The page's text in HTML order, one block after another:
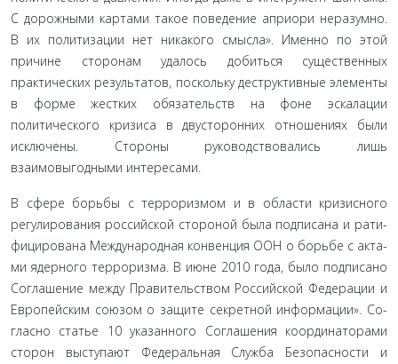
С дорожными картами такое поведение априори неразумно.
В их политизации нет ника­кого смысла». Именно по этой
причине сторонам удалось добиться существенных
практических результатов, посколь­ку деструктивные элементы
в форме жестких обязательств на фоне эскалации
политического кризиса в двусторонних отно­шениях были
исключены. Стороны руководствовались лишь
взаимовыгодными интересами.
В сфере борьбы с терроризмом и в области кризисного
регулирования российской стороной была подписана и рати­
фицирована Международная конвенция ООН о борьбе с акта­
ми ядерного терроризма. В июне 2010 года, было подписано
Соглашение между Правительством Российской Федерации и
Европейским союзом о защите секретной информации». Со­
гласно статье 10 указанного Соглашения координаторами
сто­рон выступают Федеральная Служба Безопасности и